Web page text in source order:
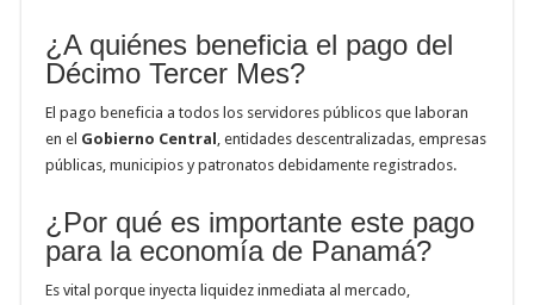
¿A quiénes beneficia el pago del
Décimo Tercer Mes?
El pago beneficia a todos los servidores públicos que laboran
en el Gobierno Central
, entidades descentralizadas, empresas
públicas, municipios y patronatos debidamente registrados.
¿Por qué es importante este pago
para la economía de Panamá?
Es vital porque inyecta liquidez inmediata al mercado,